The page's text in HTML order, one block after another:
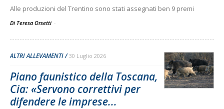
Alle produzioni del Trentino sono stati assegnati ben 9 premi
Di Teresa Orsetti -
ALTRI ALLEVAMENTI 30 Luglio 2026
Piano faunistico della Toscana,
Cia: «Servono correttivi per
difendere le imprese...